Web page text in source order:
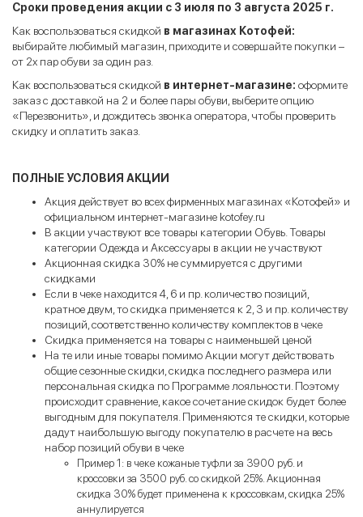
Сроки проведения акции с 3 июля по 3 августа 2025 г.
Как воспользоваться скидкой в магазинах Котофей:
выбирайте любимый магазин, приходите и совершайте покупки –
от 2х пар обуви за один раз.
Как воспользоваться скидкой в интернет-магазине: оформите
заказ с доставкой на 2 и более пары обуви, выберите опцию
«Перезвонить», и дождитесь звонка оператора, чтобы проверить
скидку и оплатить заказ.
ПОЛНЫЕ УСЛОВИЯ АКЦИИ
Акция действует во всех фирменных магазинах «Котофей» и
официальном интернет-магазине kotofey.ru
В акции участвуют все товары категории Обувь. Товары
категории Одежда и Аксессуары в акции не участвуют
Акционная скидка 30% не суммируется с другими
скидками
Если в чеке находится 4, 6 и пр. количество позиций,
кратное двум, то скидка применяется к 2, 3 и пр. количеству
позиций, соответственно количеству комплектов в чеке
Скидка применяется на товары с наименьшей ценой
На те или иные товары помимо Акции могут действовать
общие сезонные скидки, скидка последнего размера или
персональная скидка по Программе лояльности. Поэтому
происходит сравнение, какое сочетание скидок будет более
выгодным для покупателя. Применяются те скидки, которые
дадут наибольшую выгоду покупателю в расчете на весь
набор позиций обуви в чеке
Пример 1: в чеке кожаные туфли за 3900 руб. и
кроссовки за 3500 руб. со скидкой 25%. Акционная
скидка 30% будет применена к кроссовкам, скидка 25%
аннулируется